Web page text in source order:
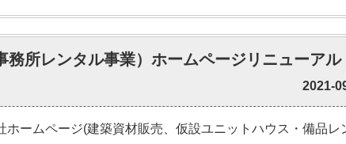
務所レンタル事業）ホームページリニューアル
2021-
ホームページ(建築資材販売、仮設ユニットハウス・備品レ